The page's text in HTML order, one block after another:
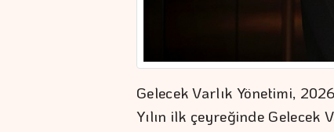
Gelecek Varlık Yönetimi,
Yılın ilk çeyreğinde Gelecek